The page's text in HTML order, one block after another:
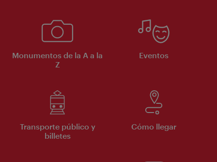
Monumentos de la A a la
Z
Eventos
Transporte público y
billetes
Cómo llegar